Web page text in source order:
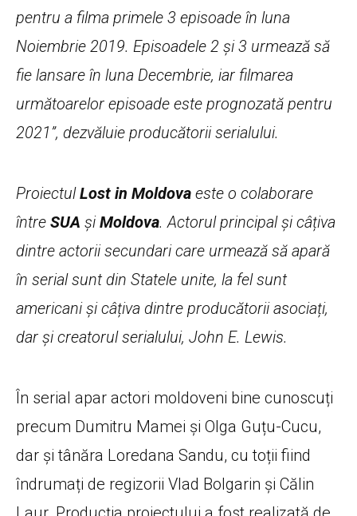
pentru a filma primele 3 episoade în luna
Noiembrie 2019. Episoadele 2 și 3 urmează să
fie lansare în luna Decembrie, iar filmarea
următoarelor episoade este prognozată pentru
2021”, dezvăluie producătorii serialului.
ProiectulLost in Moldova este o colaborare
între SUA șiMoldova. Actorul principal și câțiva
dintre actorii secundari care urmează să apară
în serial sunt din Statele unite, la fel sunt
americani și câțiva dintre producătorii asociați,
dar și creatorul serialului, John E. Lewis.
În serial apar actori moldoveni bine cunoscuți
precum Dumitru Mamei și Olga Guțu-Cucu,
dar și tânăra Loredana Sandu, cu toții fiind
îndrumați de regizorii Vlad Bolgarin și Călin